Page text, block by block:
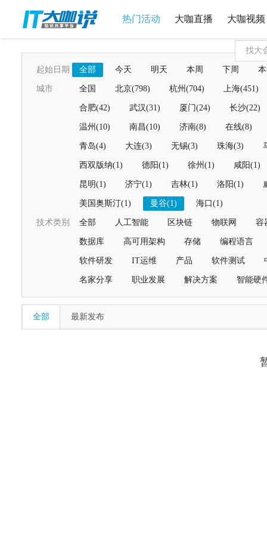
热门活动 大咖直播 大咖视频
起始日期 全部 今天 明天 本周 下周
城市 全国 北京(798) 杭州(704) 上海(451)
合肥(42) 武汉(31) 厦门(24) 长沙(22)
温州(10) 南昌(10) 济南(8) 在线(8)
青岛(4) 大连(3) 无锡(3) 珠海(3)
西双版纳(1) 德阳(1) 徐州(1) 咸阳(1)
昆明(1) 济宁(1) 吉林(1) 洛阳(1)
美国奥斯汀(1) 曼谷(1) 海口(1)
技术类别 全部 人工智能 区块链 物联网 容
数据库 高可用架构 存储 编程语言
软件研发 IT运维 产品 软件测试
名家分享 职业发展 解决方案 智能硬
全部 最新发布